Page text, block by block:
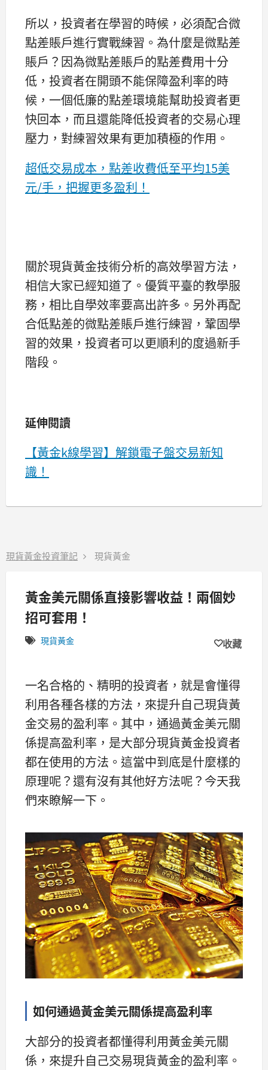
所以，投資者在學習的時候，必須配合微
點差賬戶進行實戰練習。為什麼是微點差
賬戶？因為微點差賬戶的點差費用十分
低，投資者在開頭不能保障盈利率的時
候，一個低廉的點差環境能幫助投資者更
快回本，而且還能降低投資者的交易心理
壓力，對練習效果有更加積極的作用。
超低交易成本，點差收費低至平均15美
元/手，把握更多盈利！
關於現貨黃金技術分析的高效學習方法，
相信大家已經知道了。優質平臺的教學服
務，相比自學效率要高出許多。另外再配
合低點差的微點差賬戶進行練習，鞏固學
習的效果，投資者可以更順利的度過新手
階段。
延伸閱讀
【黃金k線學習】解鎖電子盤交易新知
識！
現貨黃金投資筆記 現貨黃金
黃金美元關係直接影響收益！兩個妙
招可套用！
現貨黃金 收藏
一名合格的、精明的投資者，就是會懂得
利用各種各樣的方法，來提升自己現貨黃
金交易的盈利率。其中，通過黃金美元關
係提高盈利率，是大部分現貨黃金投資者
都在使用的方法。這當中到底是什麼樣的
原理呢？還有沒有其他好方法呢？今天我
們來瞭解一下。
如何通過黃金美元關係提高盈利率
大部分的投資者都懂得利用黃金美元關
係，來提升自己交易現貨黃金的盈利率。